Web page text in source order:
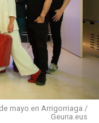
mayo en Arrigorriaga /
Geuria.eus